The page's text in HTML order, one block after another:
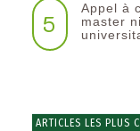
5
Appel à
master
ARTICLES LES PLUS